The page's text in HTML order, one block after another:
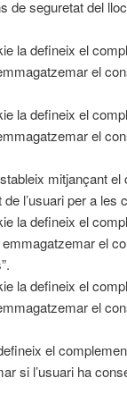
de seguretat del
la defineix el
el
la defineix el
el
mitjançant
l’usuari per a les
la defineix el
emmagatzemar el
la defineix el
el
el
si l’usuari ha